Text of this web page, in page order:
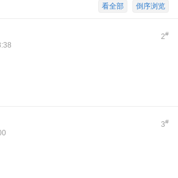
倒序浏览
看全部
2#
3#